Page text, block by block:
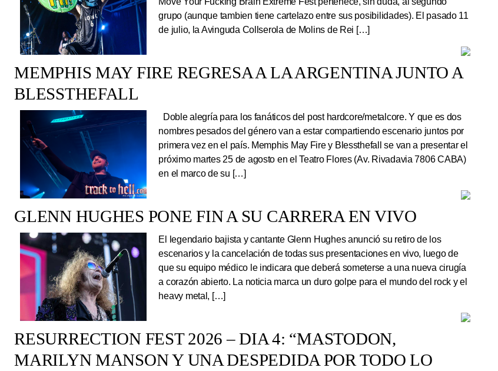
grupo (aunque tambien tiene cartelazo entre sus posibilidades). El pasado 11
de julio, la Avinguda Collserola de Molins de Rei […]
MEMPHIS MAY FIRE REGRESA A LA ARGENTINA JUNTO A
BLESSTHEFALL
Doble alegría para los fanáticos del post hardcore/metalcore. Y que es dos
nombres pesados del género van a estar compartiendo escenario juntos por
primera vez en el país. Memphis May Fire y Blessthefall se van a presentar el
próximo martes 25 de agosto en el Teatro Flores (Av. Rivadavia 7806 CABA)
en el marco de su […]
GLENN HUGHES PONE FIN A SU CARRERA EN VIVO
El legendario bajista y cantante Glenn Hughes anunció su retiro de los
escenarios y la cancelación de todas sus presentaciones en vivo, luego de
que su equipo médico le indicara que deberá someterse a una nueva cirugía
a corazón abierto. La noticia marca un duro golpe para el mundo del rock y el
heavy metal, […]
RESURRECTION FEST 2026 – DIA 4: “MASTODON,
MARILYN MANSON Y UNA DESPEDIDA POR TODO LO